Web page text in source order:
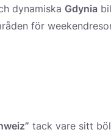
dynamiska Gdynia
för
tack vare sitt